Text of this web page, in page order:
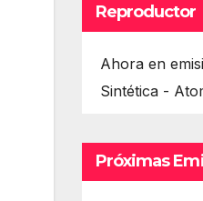
Reproductor
Ahora en
Sintética -
Próximas